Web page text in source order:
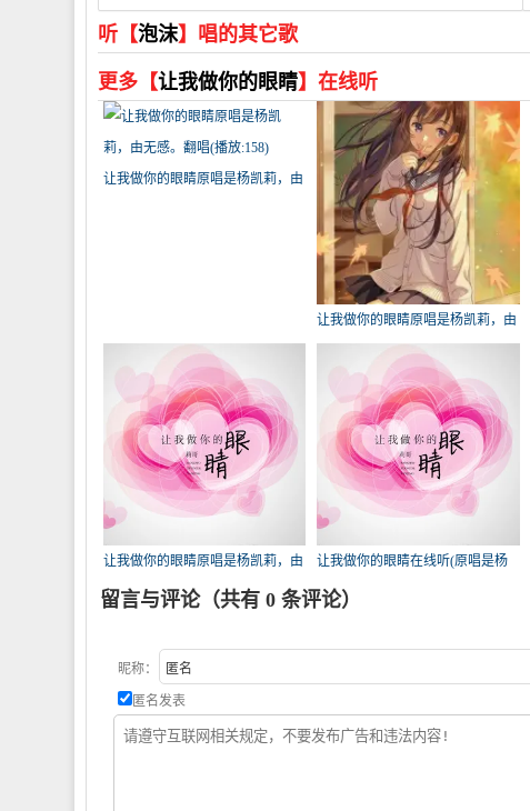
听【泡沫】唱的其它歌
更多【让我做你的眼睛】在线听
让我做你的眼睛原唱是杨凯莉，由
让我做你的眼睛原唱是杨凯莉，由
贤音轩❀凉雪儿&翻唱(播放:111)
让我做你的眼睛原唱是杨凯莉，由
℡阿叼翻唱(播放:64)
让我做你的眼睛在线听(原唱是杨
凯莉)，。演唱点播:55次
留言与评论（共有 0 条评论）
昵称：
匿名发表